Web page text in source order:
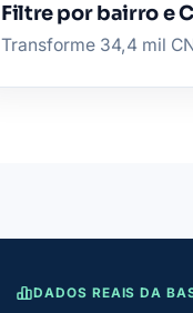
Filtre por bairro e
Transforme 34,4 mil
DADOS REAIS DA